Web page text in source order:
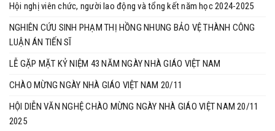
Hội nghị viên chức, người lao động và tổng kết năm học 2024-2025
NGHIÊN CỨU SINH PHẠM THỊ HỒNG NHUNG BẢO VỆ THÀNH CÔNG
LUẬN ÁN TIẾN SĨ
LỄ GẶP MẶT KỶ NIỆM 43 NĂM NGÀY NHÀ GIÁO VIỆT NAM
CHÀO MỪNG NGÀY NHÀ GIÁO VIỆT NAM 20/11
HỘI DIỄN VĂN NGHỆ CHÀO MỪNG NGÀY NHÀ GIÁO VIỆT NAM 20/11
2025